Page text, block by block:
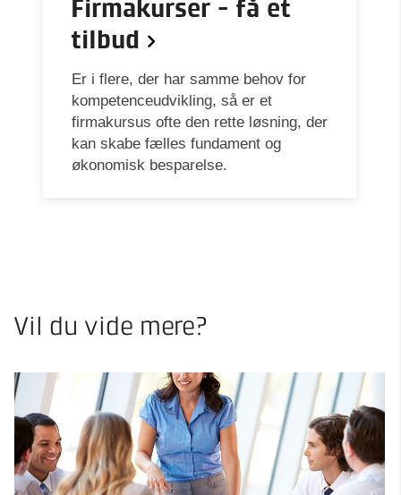
Firmakurser - få et
tilbud
Er i flere, der har samme behov for
kompetenceudvikling, så er et
firmakursus ofte den rette løsning, der
kan skabe fælles fundament og
økonomisk besparelse.
Vil du vide mere?